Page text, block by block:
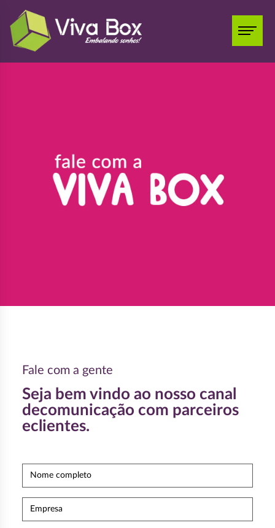
Fale com a gente
Seja bem vindo ao nosso canal
decomunicação com parceiros
eclientes.